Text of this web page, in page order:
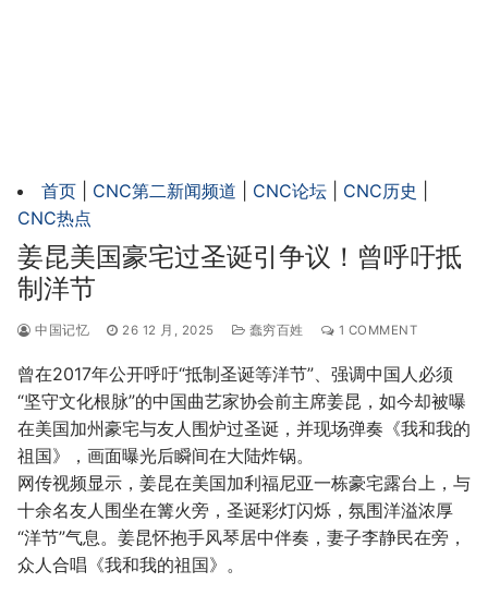
首页 CNC第二新闻频道 CNC论坛 CNC历史
CNC热点
姜昆美国豪宅过圣诞引争议！曾呼吁抵
制洋节
中国记忆 26 12 月, 2025 蠢穷百姓 1 COMMENT
曾在2017年公开呼吁“抵制圣诞等洋节”、强调中国人必须
“坚守文化根脉”的中国曲艺家协会前主席姜昆，如今却被曝
在美国加州豪宅与友人围炉过圣诞，并现场弹奏《我和我的
祖国》，画面曝光后瞬间在大陆炸锅。
网传视频显示，姜昆在美国加利福尼亚一栋豪宅露台上，与
十余名友人围坐在篝火旁，圣诞彩灯闪烁，氛围洋溢浓厚
“洋节”气息。姜昆怀抱手风琴居中伴奏，妻子李静民在旁，
众人合唱《我和我的祖国》。